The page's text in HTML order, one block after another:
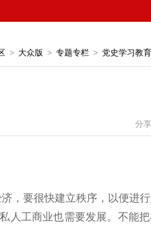
> 大众版 > 专题专栏 > 党史学习教育
分
，要很快建立秩序，以便进
人工商业也需要发展。不能